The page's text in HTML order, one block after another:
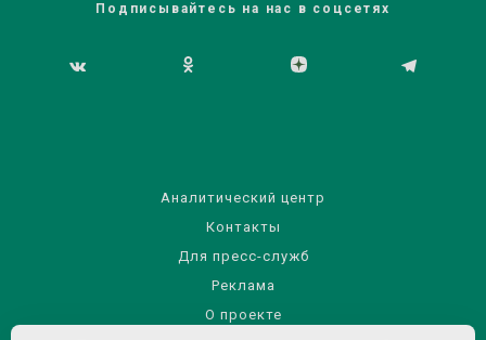
Подписывайтесь на нас в соцсетях
Аналитический центр
Контакты
Для пресс-служб
Реклама
О проекте